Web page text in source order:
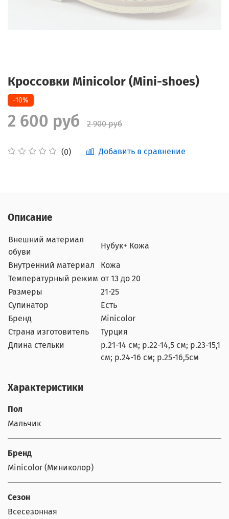
Кроссовки Minicolor (Mini-shoes)
(0) Добавить в сравнение
-10%
2 600 руб 2 900 руб
Описание
Внешний материал
обуви
Нубук+ Кожа
Внутренний материал
Кожа
Температурный режим от 13 до 20
Размеры
21-25
Супинатор
Есть
Бренд
Minicolor
Страна изготовитель
Турция
Длина стельки
р.21-14 см; р.22-14,5 см; р.23-15,1
см; р.24-16 см; р.25-16,5см
Характеристики
Пол
Мальчик
Бренд
Minicolor (Миниколор)
Сезон
Всесезонная